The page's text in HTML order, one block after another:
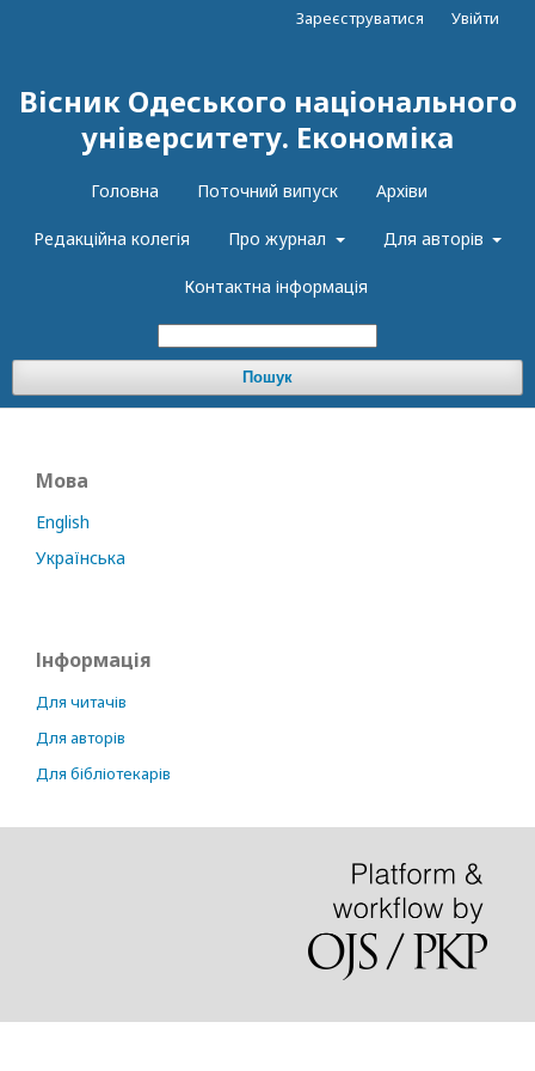
Вісник Одеського національного
університету. Економіка
Головна Поточний випуск Архіви
Редакційна колегія Про журнал Для авторів
Контактна інформація
Пошук
Зареєструватися Увійти
Мова
English
Українська
Інформація
Для читачів
Для авторів
Для бібліотекарів